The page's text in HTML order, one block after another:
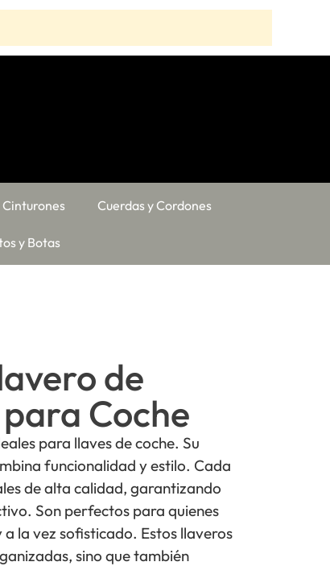
Cinturones Cuerdas y Cordones
y Botas
de
Coche
para llaves de coche. Su
funcionalidad y estilo. Cada
de alta calidad, garantizando
Son perfectos para quienes
la vez sofisticado. Estos llaveros
sino que también